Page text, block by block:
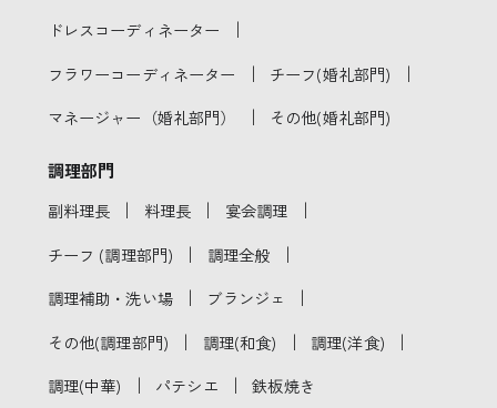
ドレスコーディネーター ｜
フラワーコーディネーター ｜ チーフ(婚礼部門) ｜
マネージャー（婚礼部門） ｜ その他(婚礼部門)
調理部門
副料理長 ｜ 料理長 ｜ 宴会調理 ｜
チーフ (調理部門) ｜ 調理全般 ｜
調理補助・洗い場 ｜ ブランジェ ｜
その他(調理部門) ｜ 調理(和食) ｜ 調理(洋食) ｜
調理(中華) ｜ パテシエ ｜ 鉄板焼き